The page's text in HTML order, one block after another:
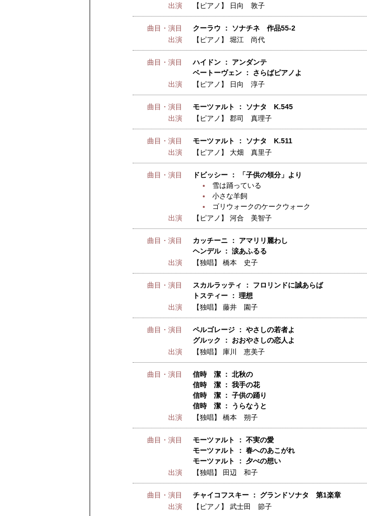
出演
【ピアノ】 日向 敦子
曲目・演目
クーラウ ： ソナチネ 作品55-2
出演
【ピアノ】 堀江 尚代
曲目・演目
ハイドン ： アンダンテ
ベートーヴェン ： さらばピアノよ
出演
【ピアノ】 日向 淳子
曲目・演目
モーツァルト ： ソナタ K.545
出演
【ピアノ】 郡司 真理子
曲目・演目
モーツァルト ： ソナタ K.511
出演
【ピアノ】 大畑 真里子
曲目・演目
ドビッシー ： 「子供の領分」より
雪は踊っている
小さな羊飼
ゴリウォークのケークウォーク
出演
【ピアノ】 河合 美智子
曲目・演目
カッチーニ ： アマリリ麗わし
ヘンデル ： 涙あふるる
出演
【独唱】 橋本 史子
曲目・演目
スカルラッティ ： フロリンドに誠あらば
トスティー ： 理想
出演
【独唱】 藤井 園子
曲目・演目
ペルゴレージ ： やさしの若者よ
グルック ： おおやさしの恋人よ
出演
【独唱】 庫川 恵美子
曲目・演目
信時 潔 ： 北秋の
信時 潔 ： 我手の花
信時 潔 ： 子供の踊り
信時 潔 ： うらなうと
出演
【独唱】 橋本 朔子
曲目・演目
モーツァルト ： 不実の愛
モーツァルト ： 春へのあこがれ
モーツァルト ： 夕べの想い
出演
【独唱】 田辺 和子
曲目・演目
チャイコフスキー ： グランドソナタ 第1楽章
出演
【ピアノ】 武士田 節子